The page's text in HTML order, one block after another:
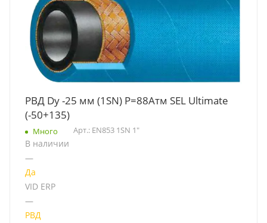
РВД Dу -25 мм (1SN) Р=88Атм SEL Ultimate
(-50+135)
Много Арт.: EN853 1SN 1"
В наличии
—
Да
VID ERP
—
РВД